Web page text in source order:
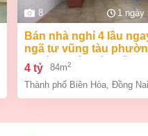
8 1
bán nhà nghỉ 4 lầu ngay
ngã tư vũng tàu
an bình biên hòa đồng
giá chỉ 4 tỷ
4 tỷ 84m2
Thành phố Biên Hòa Đồng Nai